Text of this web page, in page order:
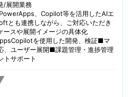
/展開業務
、Copilot等を活用したAIエ
とも連携しながら、ご対応いただき
スや展開イメージの具体化
を使用した開発、検証■マ
、ユーザー展開■課題管理・進捗管理
トサポート